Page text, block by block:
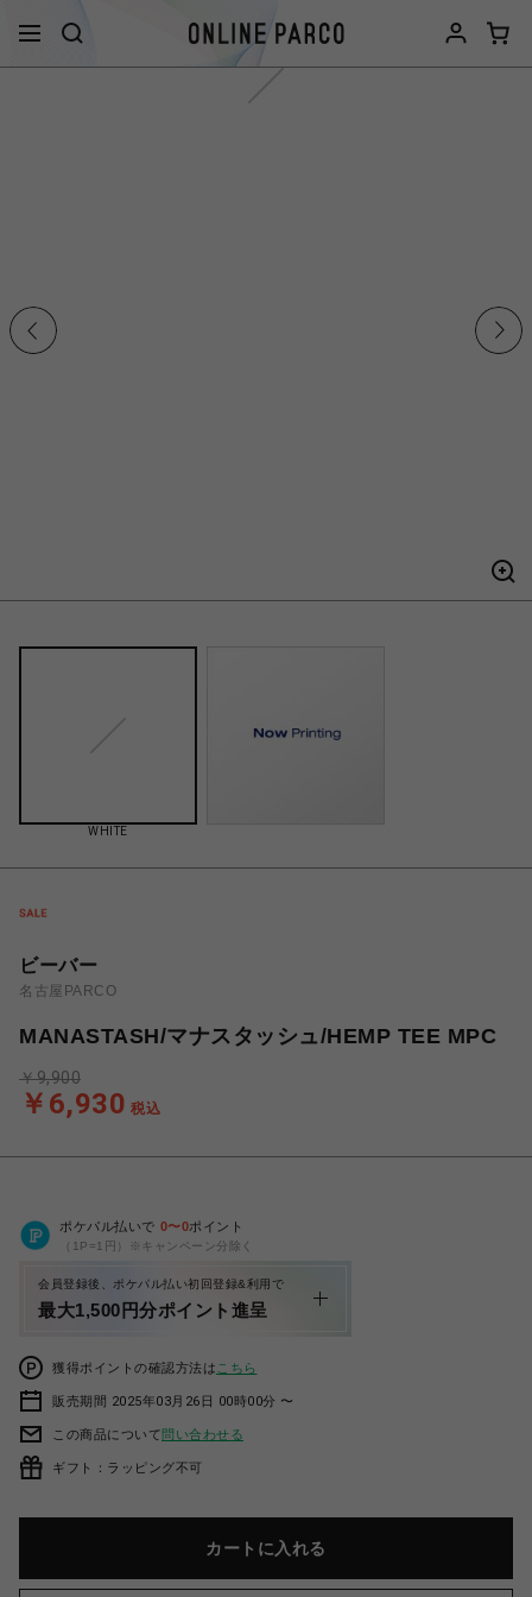
WHITE
ビーバー
名古屋PARCO
MANASTASH/マナスタッシュ/HEMP TEE MPC
￥6,930 税込
￥9,900
ポケパル払いで 0〜0ポイント
（1P=1円）※キャンペーン分除く
会員登録後、ポケパル払い初回登録&利用で
最大1,500円分ポイント進呈
獲得ポイントの確認方法は こちら
販売期間 2025年03月26日 00時00分 〜
この商品について問い合わせる
ギフト：ラッピング不可
カートに入れる